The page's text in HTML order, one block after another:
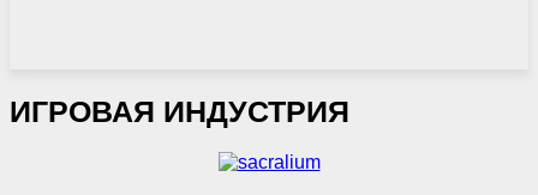
ИГРОВАЯ ИНДУСТРИЯ